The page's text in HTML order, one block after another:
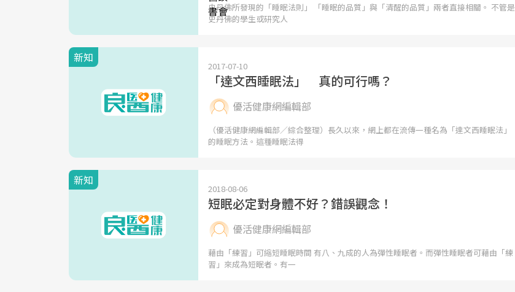
史丹佛所發現的「睡眠法則」 「睡眠的品質」與「清醒的品質」兩者直接相關。 不管是
史丹佛的學生或研究人
新知
2017-07-10
「達文西睡眠法」 真的可行嗎？
優活健康網編輯部
（優活健康網編輯部／綜合整理）長久以來，網上都在流傳一種名為「達文西睡眠法」
的睡眠方法。這種睡眠法得
新知
2018-08-06
短眠必定對身體不好？錯誤觀念！
優活健康網編輯部
藉由「練習」可縮短睡眠時間 有八、九成的人為彈性睡眠者。而彈性睡眠者可藉由「練
習」來成為短眠者。有一